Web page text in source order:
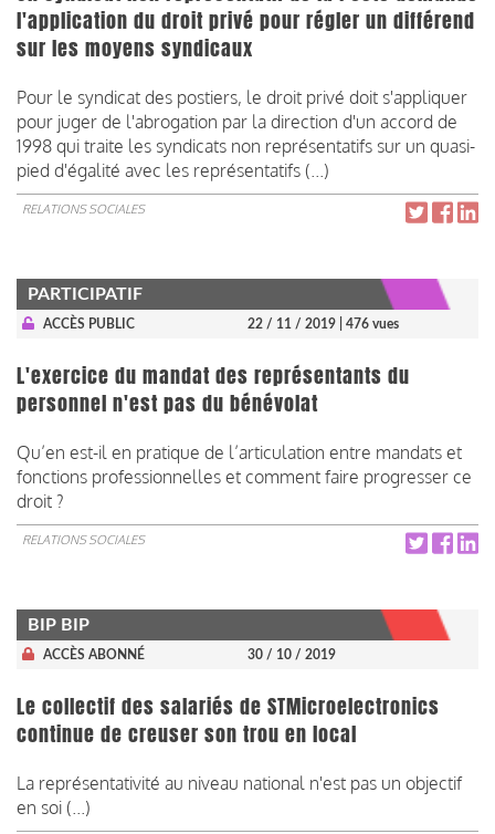
l'application du droit privé pour régler un différend
sur les moyens syndicaux
Pour le syndicat des postiers, le droit privé doit s'appliquer
pour juger de l'abrogation par la direction d'un accord de
1998 qui traite les syndicats non représentatifs sur un quasi-
pied d'égalité avec les représentatifs (...)
RELATIONS SOCIALES
PARTICIPATIF
ACCÈS PUBLIC 22 / 11 / 2019 | 476 vues
L'exercice du mandat des représentants du
personnel n'est pas du bénévolat
Qu’en est-il en pratique de l’articulation entre mandats et
fonctions professionnelles et comment faire progresser ce
droit ?
RELATIONS SOCIALES
BIP BIP
ACCÈS ABONNÉ 30 / 10 / 2019
Le collectif des salariés de STMicroelectronics
continue de creuser son trou en local
La représentativité au niveau national n'est pas un objectif
en soi (...)